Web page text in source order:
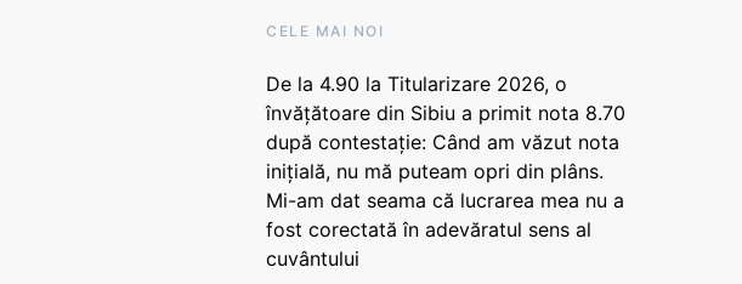
CELE MAI NOI
De la 4.90 la Titularizare 2026, o
învățătoare din Sibiu a primit nota 8.70
după contestație: Când am văzut nota
inițială, nu mă puteam opri din plâns.
Mi-am dat seama că lucrarea mea nu a
fost corectată în adevăratul sens al
cuvântului